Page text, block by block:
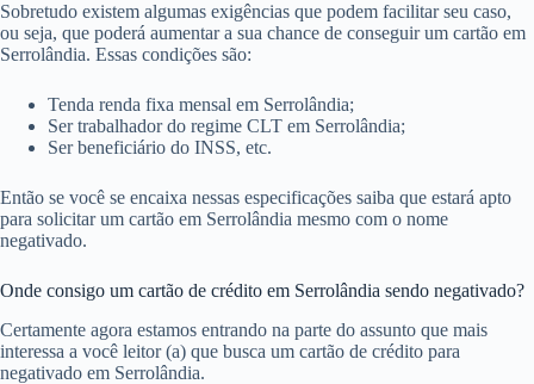
Sobretudo existem algumas exigências que podem facilitar seu caso,
ou seja, que poderá aumentar a sua chance de conseguir um cartão em
Serrolândia. Essas condições são:
Tenda renda fixa mensal em Serrolândia;
Ser trabalhador do regime CLT em Serrolândia;
Ser beneficiário do INSS, etc.
Então se você se encaixa nessas especificações saiba que estará apto
para solicitar um cartão em Serrolândia mesmo com o nome
negativado.
Onde consigo um cartão de crédito em Serrolândia sendo negativado?
Certamente agora estamos entrando na parte do assunto que mais
interessa a você leitor (a) que busca um cartão de crédito para
negativado em Serrolândia.